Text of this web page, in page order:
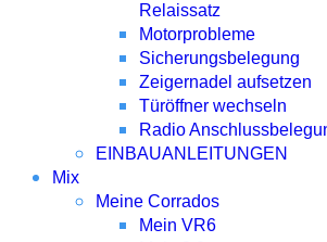
Relaissatz
Motorprobleme
Sicherungsbelegung
Zeigernadel aufsetzen
Türöffner wechseln
Radio
EINBAUANLEITUNGEN
Mix
Meine Corrados
Mein VR6